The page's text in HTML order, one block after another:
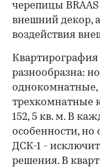
черепицы
внешний декор,
воздействия
Квартирография
разнообразна:
трехкомнатные
152, 5 кв. м. В
особенности, но
ДСК-1 -
решения. В